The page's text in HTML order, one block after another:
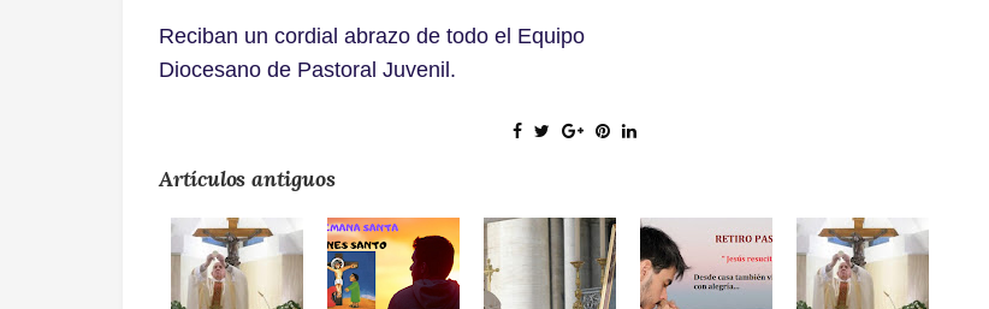
Reciban un cordial abrazo de todo el Equipo
Diocesano de Pastoral Juvenil.
Artículos antiguos